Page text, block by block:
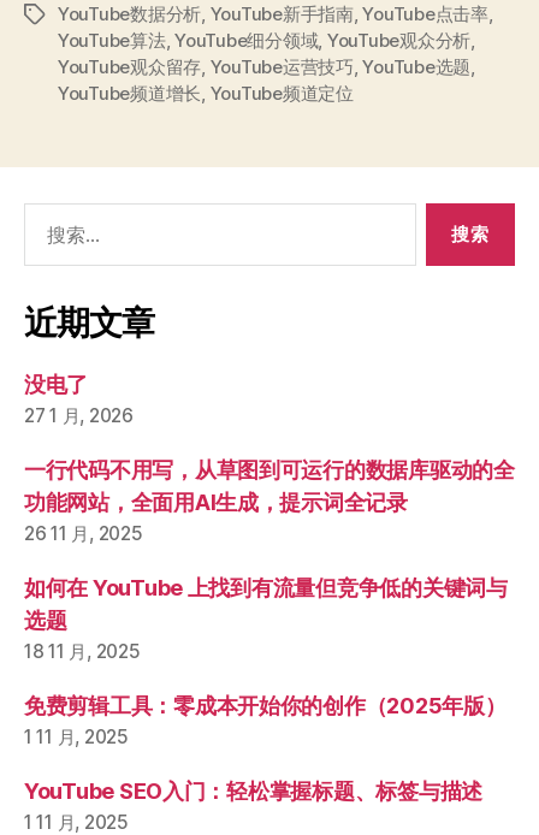
标
YouTube数据分析 YouTube新手指南,YouTube点击率
YouTube算法,YouTube细分领域, YouTube观众分析
YouTube观众留存 YouTube运营技巧 ,YouTube选题
YouTube频道增长 YouTube频道定位
索：
近期文章
没电了
27 1 月, 2026
一行代码不用写，从草图到可运行的数据库驱动的全
功能网站，全面用AI生成，提示词全记录
26 11 月, 2025
如何在 YouTube 上找到有流量但竞争低的关键词与
选题
18 11 月, 2025
免费剪辑工具：零成本开始你的创作（2025年版）
1 11 月, 2025
YouTube SEO入门：轻松掌握标题、标签与描述
1 11 月, 2025